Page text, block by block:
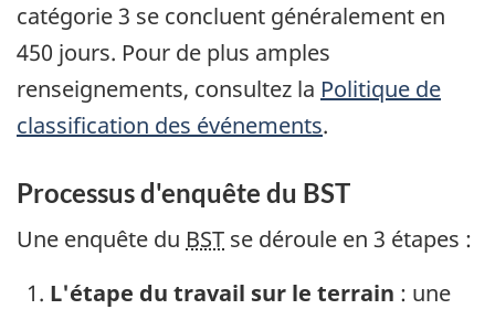
catégorie 3 se concluent généralement en
450 jours. Pour de plus amples
renseignements, consultez la Politique de
classification des événements.
Processus d'enquête du BST
Une enquête du BST se déroule en 3 étapes :
L'étape du travail sur le terrain : une